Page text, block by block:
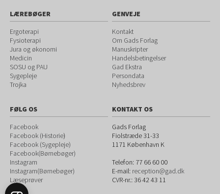
LÆREBØGER
Ergoterapi
Fysioterapi
Jura og økonomi
Medicin
SOSU og PAU
Sygepleje
Trojka
GENVEJE
Kontakt
Om Gads Forlag
Manuskripter
Handelsbetingelser
Gad Ekstra
Persondata
Nyhedsbrev
FØLG OS
Facebook
Facebook (Historie)
Facebook (Sygepleje)
Facebook(Børnebøger)
Instagram
Instagram(Børnebøger)
Læseprøver
KONTAKT OS
Gads Forlag
Fiolstræde 31-33
1171 København K
Telefon: 77 66 60 00
E-mail: reception@gad.dk
CVR-nr.: 36 42 43 11